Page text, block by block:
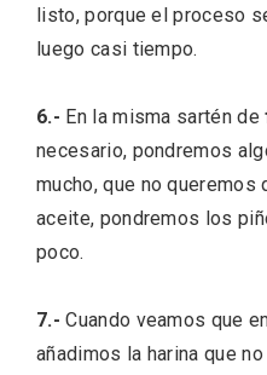
listo, porque el proceso
luego casi tiempo.
6.- En la misma sartén de
necesario, pondremos
mucho, que no queremos
aceite, pondremos los
poco.
7.-Cuando veamos que
añadimos la harina que
Conciertos
Preparatory School